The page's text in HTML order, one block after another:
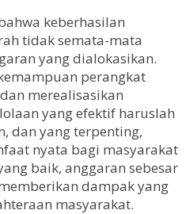
keberhasilan
tidak semata-mata
yang dialokasikan.
perangkat
merealisasikan
yang efektif haruslah
dan yang terpenting,
nyata bagi masyarakat
baik, anggaran sebesar
dampak yang
masyarakat.